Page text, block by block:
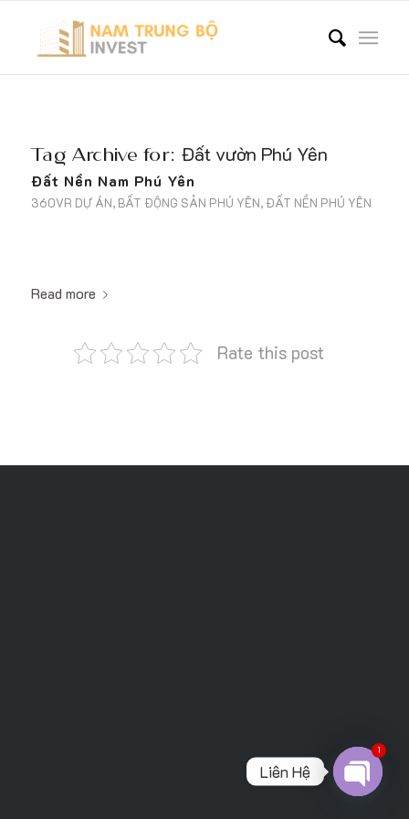
Tag Archive for: Đất vườn Phú Yên
Đất Nền Nam Phú Yên
360VR DỰ ÁN, BẤT ĐỘNG SẢN PHÚ YÊN, ĐẤT NỀN PHÚ YÊN
Read more
Rate this post
Liên Hệ
1